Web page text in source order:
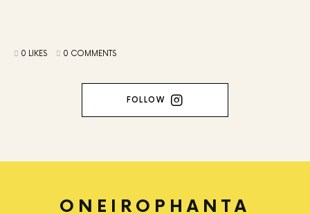
0 LIKES 0 COMMENTS
FOLLOW
ONEIROPHANTA